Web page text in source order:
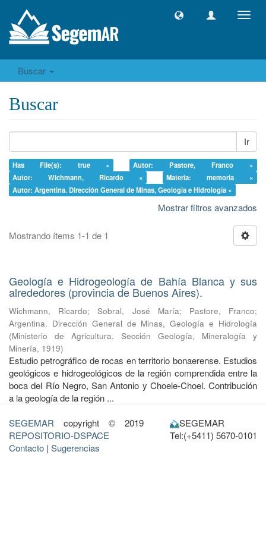
Buscar
Buscar
Ir
Has File(s): true ×
Autor: Pastore, Franco ×
Autor: Wichmann, Ricardo ×
Materia: memoria ×
Autor: Argentina. Dirección General de Minas, Geología e Hidrología ×
Mostrar filtros avanzados
Mostrando ítems 1-1 de 1
Geología e Hidrogeología de Bahía Blanca y sus
alrededores (provincia de Buenos Aires).
Wichmann, Ricardo;Sobral, José María; Pastore, Franco;
Argentina. Dirección General de Minas, Geología e Hidrología
(Ministerio de Agricultura. Sección Geología, Mineralogía y
Minería, 1919)
Estudio petrográfico de rocas en territorio bonaerense. Estudios
geológicos e hidrogeológicos de la región comprendida entre la
boca del Río Negro, San Antonio y Choele-Choel. Contribución
a la geología de la región ...
SEGEMAR copyright © 2019
REPOSITORIO-DSPACE
Contacto | Sugerencias
SEGEMAR
Tel:(+5411) 5670-0101